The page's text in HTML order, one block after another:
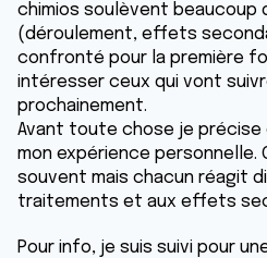
chimios soulèvent beaucoup
(déroulement, effets
confronté pour la première
intéresser ceux qui vont
prochainement.
Avant toute chose je précise
mon expérience personnelle.
souvent mais chacun réagit
traitements et aux effets
Pour info, je suis suivi pour